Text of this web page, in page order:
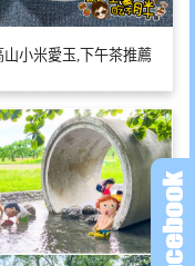
小米愛玉,下午茶推薦